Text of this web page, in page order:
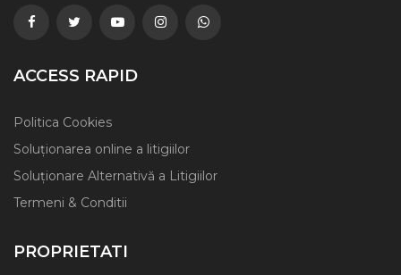
ACCESS RAPID
Politica Cookies
Soluționarea online a litigiilor
Soluționare Alternativă a Litigiilor
Termeni & Conditii
PROPRIETATI